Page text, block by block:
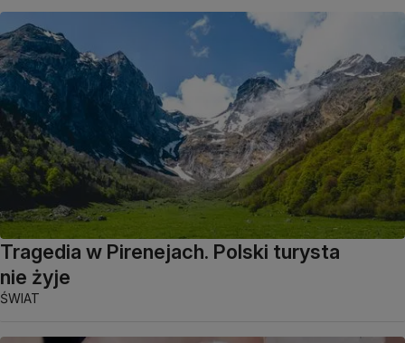
Tragedia w Pirenejach. Polski turysta
nie żyje
ŚWIAT